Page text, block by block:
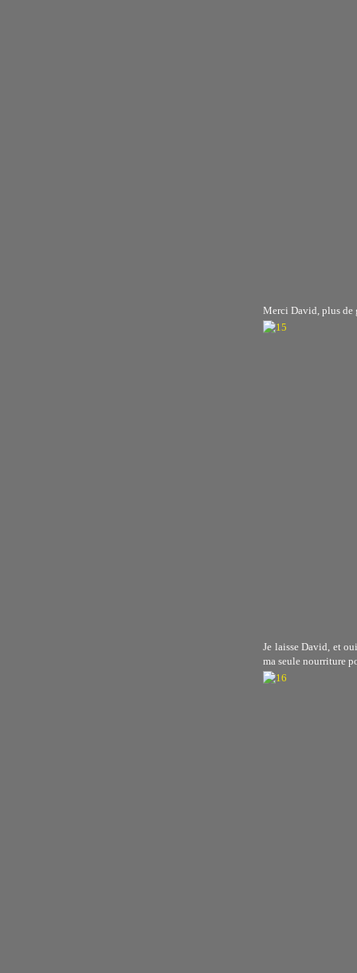
Merci David, plus de
Je laisse David, et
ma seule nourriture